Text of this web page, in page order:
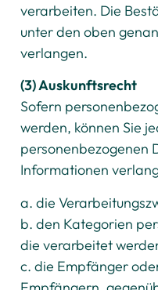
verarbeiten. Die
unter den oben
verlangen.
(3) Auskunftsrecht
Sofern
werden, können Sie
personenbezogenen
Informationen
a. die
b. den Kategorien
die verarbeitet
c. die Empfänger